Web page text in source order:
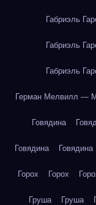
Габриэль
Габриэль
Габриэль
Герман Мелвилл —
Говядина
Говядина Говядина
Горох Горох
Груша Груша